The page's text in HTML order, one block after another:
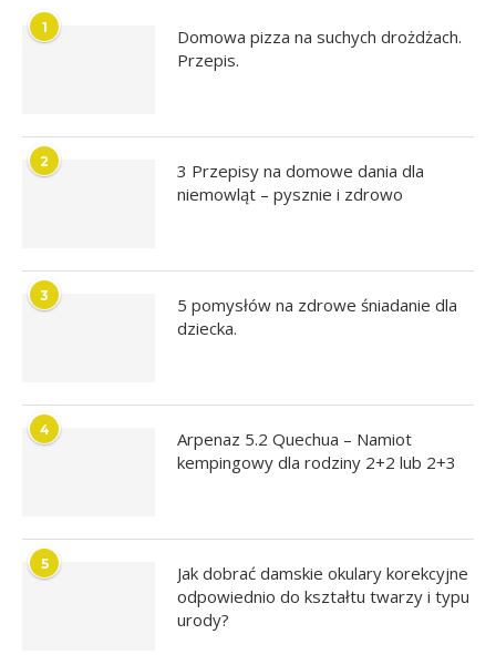
1
Domowa pizza na suchych drożdżach.
Przepis.
2
3 Przepisy na domowe dania dla
niemowląt – pysznie i zdrowo
3
5 pomysłów na zdrowe śniadanie dla
dziecka.
4
Arpenaz 5.2 Quechua – Namiot
kempingowy dla rodziny 2+2 lub 2+3
5
Jak dobrać damskie okulary korekcyjne
odpowiednio do kształtu twarzy i typu
urody?